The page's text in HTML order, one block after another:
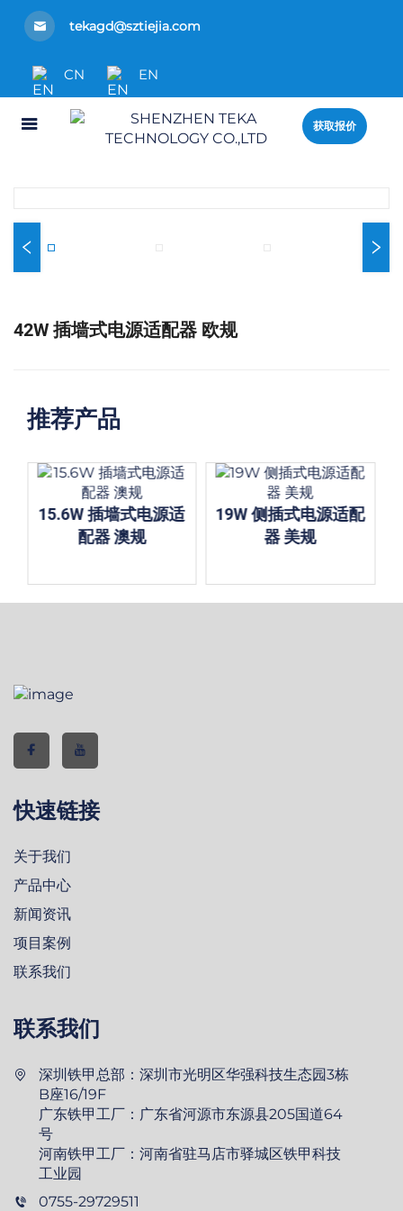
tekagd@sztiejia.com
CN EN
获取报价
42W 插墙式电源适配器 欧规
推荐产品
15.6W 插墙式电源适
配器 澳规
19W 侧插式电源适配
器 美规
快速链接
关于我们
产品中心
新闻资讯
项目案例
联系我们
联系我们
深圳铁甲总部：深圳市光明区华强科技生态园3栋
B座16/19F
广东铁甲工厂：广东省河源市东源县205国道64
号
河南铁甲工厂：河南省驻马店市驿城区铁甲科技
工业园
0755-29729511